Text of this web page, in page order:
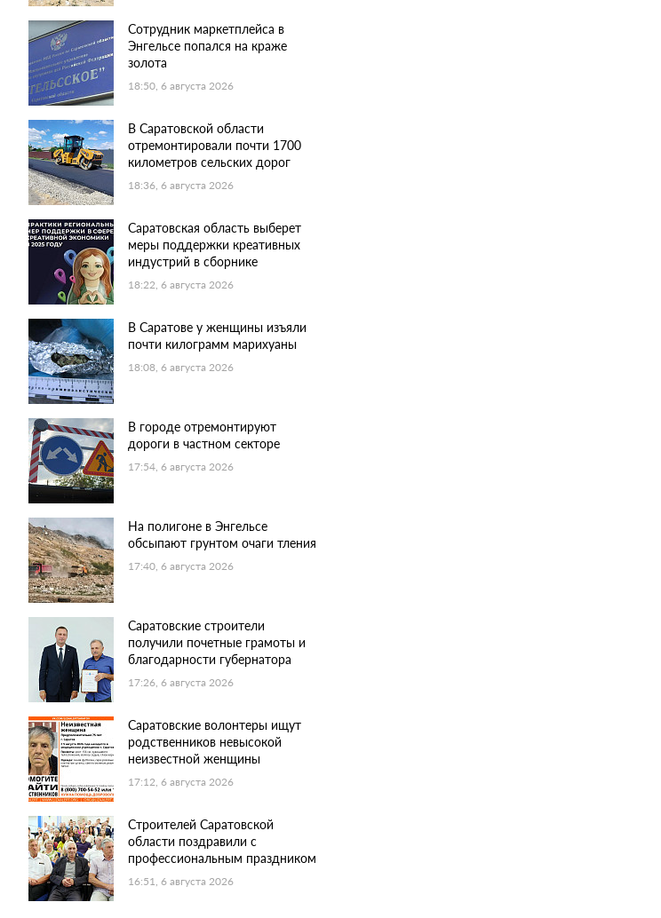
Сотрудник маркетплейса в
Энгельсе попался на краже
золота
18:50, 6 августа 2026
В Саратовской области
отремонтировали почти 1700
километров сельских дорог
18:36, 6 августа 2026
Саратовская область выберет
меры поддержки креативных
индустрий в сборнике
18:22, 6 августа 2026
В Саратове у женщины изъяли
почти килограмм марихуаны
18:08, 6 августа 2026
В городе отремонтируют
дороги в частном секторе
17:54, 6 августа 2026
На полигоне в Энгельсе
обсыпают грунтом очаги тления
17:40, 6 августа 2026
Саратовские строители
получили почетные грамоты и
благодарности губернатора
17:26, 6 августа 2026
Саратовские волонтеры ищут
родственников невысокой
неизвестной женщины
17:12, 6 августа 2026
Строителей Саратовской
области поздравили с
профессиональным праздником
16:51, 6 августа 2026